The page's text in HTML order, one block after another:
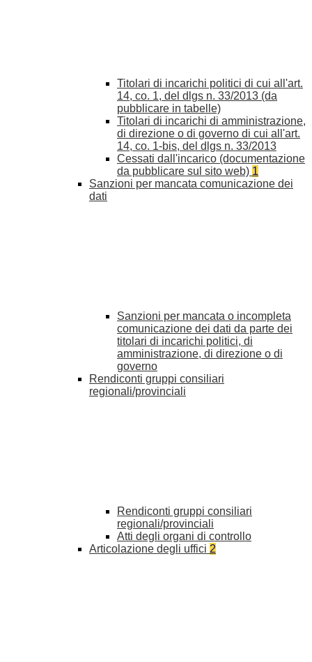
Titolari di incarichi politici di cui all'art.
14, co. 1, del dlgs n. 33/2013 (da
pubblicare in tabelle)
Titolari di incarichi di amministrazione,
di direzione o di governo di cui all'art.
14, co. 1-bis, del dlgs n. 33/2013
Cessati dall'incarico (documentazione
da pubblicare sul sito web) 1
Sanzioni per mancata comunicazione dei
dati
Sanzioni per mancata o incompleta
comunicazione dei dati da parte dei
titolari di incarichi politici, di
amministrazione, di direzione o di
governo
Rendiconti gruppi consiliari
regionali/provinciali
Rendiconti gruppi consiliari
regionali/provinciali
Atti degli organi di controllo
Articolazione degli uffici 2